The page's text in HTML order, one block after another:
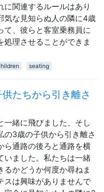
に関連するルールはあり
気な見知らぬ人の隣に4歳
て、彼らと客室乗務員に
処理させることができま
seating
たちから引き離さ
一緒に飛びました、そし
の3歳の子供から引き離さ
ら通路の後ろと通路を横
いました。私たちは一緒
るかどうか何度か尋ねま
スは興味がありませんで